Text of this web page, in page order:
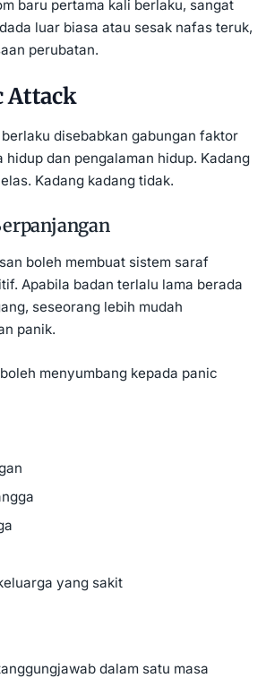
baru pertama kali berlaku, sangat
luar biasa atau sesak nafas teruk,
perubatan.
Attack
disebabkan gabungan faktor
hidup dan pengalaman hidup. Kadang
Kadang kadang tidak.
boleh membuat sistem saraf
Apabila badan terlalu lama berada
seseorang lebih mudah
panik.
menyumbang kepada panic
yang sakit
dalam satu masa